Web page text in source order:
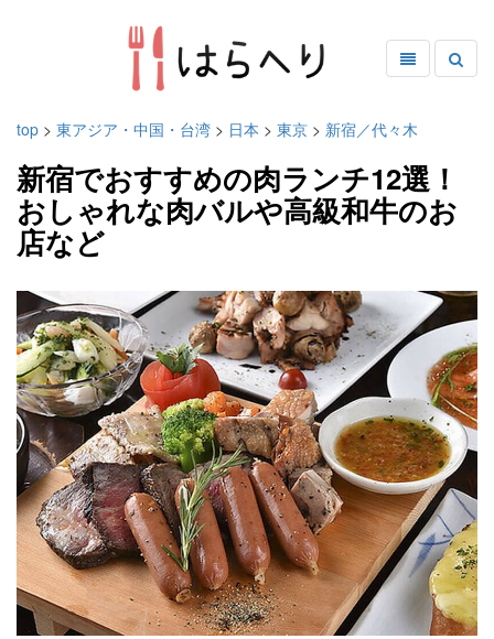
top > 東アジア・中国・台湾 > 日本 > 東京 > 新宿／代々木
新宿でおすすめの肉ランチ12選！
おしゃれな肉バルや高級和牛のお
店など